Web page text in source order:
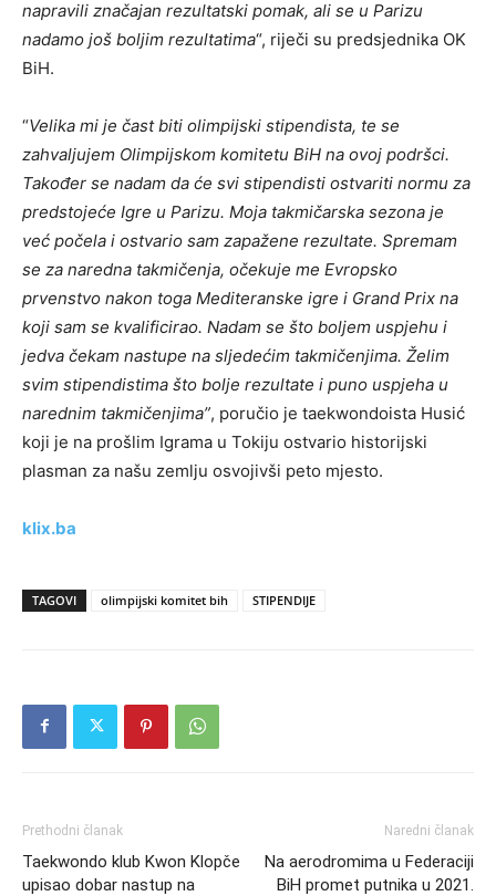
napravili značajan rezultatski pomak, ali se u Parizu
nadamo još boljim rezultatima“, riječi su predsjednika OK
BiH.
“Velika mi je čast biti olimpijski stipendista, te se
zahvaljujem Olimpijskom komitetu BiH na ovoj podršci.
Također se nadam da će svi stipendisti ostvariti normu za
predstojeće Igre u Parizu. Moja takmičarska sezona je
već počela i ostvario sam zapažene rezultate. Spremam
se za naredna takmičenja, očekuje me Evropsko
prvenstvo nakon toga Mediteranske igre i Grand Prix na
koji sam se kvalificirao. Nadam se što boljem uspjehu i
jedva čekam nastupe na sljedećim takmičenjima. Želim
svim stipendistima što bolje rezultate i puno uspjeha u
narednim takmičenjima”, poručio je taekwondoista Husić
koji je na prošlim Igrama u Tokiju ostvario historijski
plasman za našu zemlju osvojivši peto mjesto.
klix.ba
TAGOVI olimpijski komitet bih STIPENDIJE
Prethodni članak
Taekwondo klub Kwon Klopče
upisao dobar nastup na
Naredni članak
Na aerodromima u Federaciji
BiH promet putnika u 2021.